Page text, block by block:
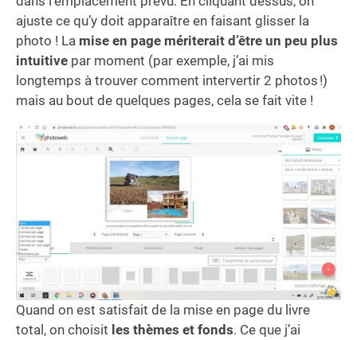
ajuste ce qu’y doit apparaître en faisant glisser la
photo ! La mise en page mériterait d’être un peu plus
intuitive par moment (par exemple, j’ai mis
longtemps à trouver comment intervertir 2 photos !)
mais au bout de quelques pages, cela se fait vite !
Quand on est satisfait de la mise en page du livre
total, on choisit les thèmes et fonds. Ce que j’ai